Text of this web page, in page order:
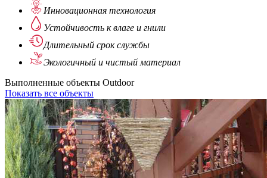
Инновационная технология
Устойчивость к влаге и гнили
Длительный срок службы
Экологичный и чистый материал
Выполненные объекты Outdoor
Показать все объекты